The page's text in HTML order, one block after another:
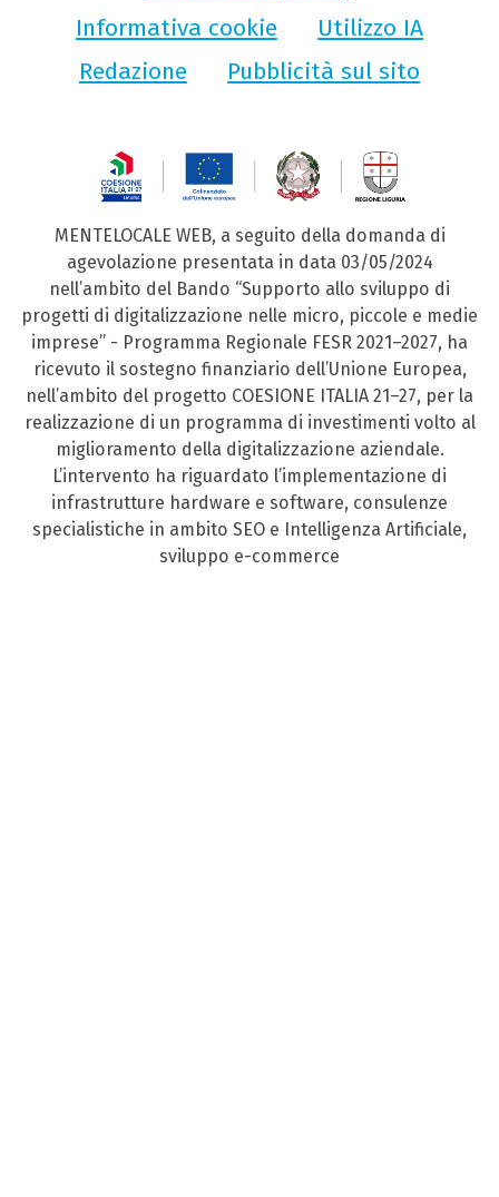
Informativa cookie
Utilizzo IA
Redazione
Pubblicità sul sito
MENTELOCALE WEB, a seguito della domanda di
agevolazione presentata in data 03/05/2024
nell’ambito del Bando “Supporto allo sviluppo di
progetti di digitalizzazione nelle micro, piccole e medie
imprese” - Programma Regionale FESR 2021–2027, ha
ricevuto il sostegno finanziario dell’Unione Europea,
nell’ambito del progetto COESIONE ITALIA 21–27, per la
realizzazione di un programma di investimenti volto al
miglioramento della digitalizzazione aziendale.
L’intervento ha riguardato l’implementazione di
infrastrutture hardware e software, consulenze
specialistiche in ambito SEO e Intelligenza Artificiale,
sviluppo e-commerce